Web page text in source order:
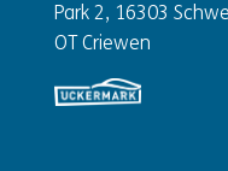
Park 2, 16303
OT Criewen